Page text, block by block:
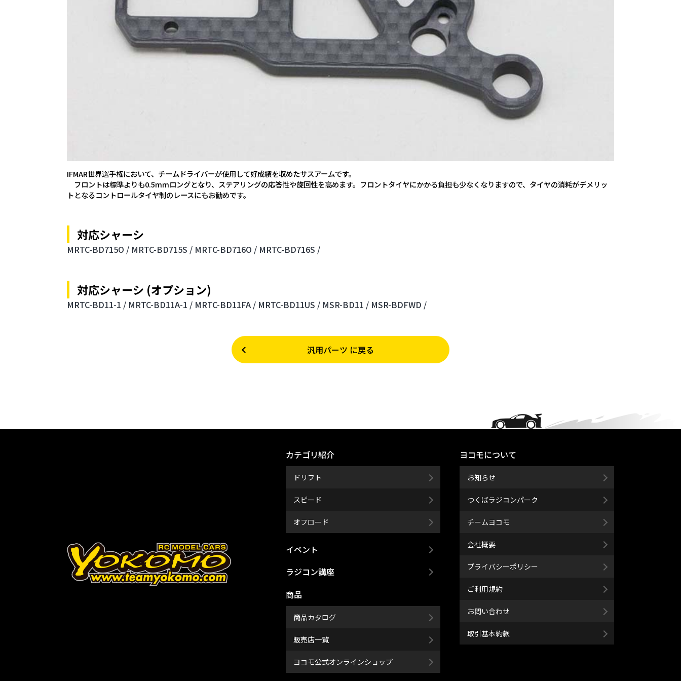
IFMAR世界選手権において、チームドライバーが使用して好成績を収めたサスアームです。
フロントは標準よりも0.5mmロングとなり、ステアリングの応答性や旋回性を高めます。フロントタイヤにかかる負担も少なくなりますので、タイヤの消耗がデメリッ
トとなるコントロールタイヤ制のレースにもお勧めです。
対応シャーシ
MRTC-BD715O / MRTC-BD715S / MRTC-BD716O / MRTC-BD716S /
対応シャーシ (オプション)
MRTC-BD11-1 / MRTC-BD11A-1 / MRTC-BD11FA / MRTC-BD11US / MSR-BD11 / MSR-BDFWD /
汎用パーツ に戻る
カテゴリ紹介
ドリフト
スピード
オフロード
イベント
ラジコン講座
商品
商品カタログ
販売店一覧
ヨコモ公式オンラインショップ
ヨコモについて
お知らせ
つくばラジコンパーク
チームヨコモ
会社概要
プライバシーポリシー
ご利用規約
お問い合わせ
取引基本約款